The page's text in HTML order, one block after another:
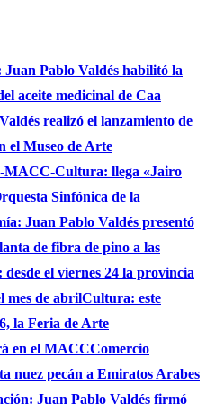
Juan Pablo Valdés habilitó la
aceite medicinal de Caa
realizó el lanzamiento de
el Museo de Arte
-MACC-Cultura: llega «Jairo
Sinfónica de la
Juan Pablo Valdés presentó
de fibra de pino a las
desde el viernes 24 la provincia
mes de abrilCultura: este
la Feria de Arte
en el MACCComercio
nuez pecán a Emiratos Arabes
Juan Pablo Valdés firmó